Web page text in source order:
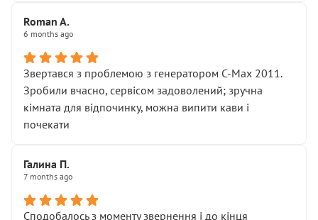
Roman A.
6 months ago
Звертався з проблемою з генератором C-Max 2011.
Зробили вчасно, сервісом задоволений; зручна
кімната для відпочинку, можна випити кави і
почекати
Галина П.
7 months ago
Сподобалось з моменту звернення і до кінця